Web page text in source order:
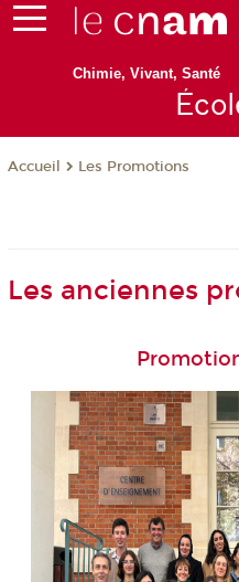
Chimie, Vivant, Santé
Accueil Les Promotions
Les anciennes